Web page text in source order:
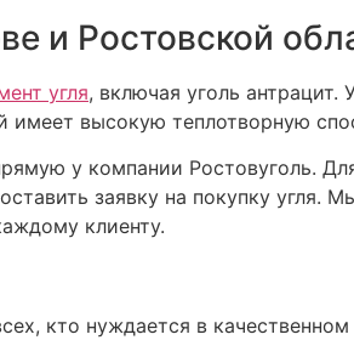
и Ростовской
угля, включая уголь антрацит.
высокую теплотворную
у компании Ростовуголь.
заявку на покупку угля.
клиенту.
кто нуждается в